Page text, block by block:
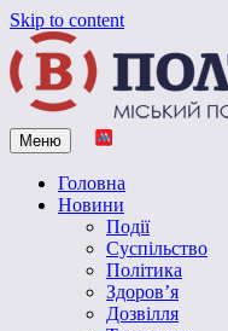
Skip to content
Vpoltave.info
Полтавський портал новин
Меню
Головна
Новини
Події
Суспільство
Політика
Здоров’я
Дозвілля